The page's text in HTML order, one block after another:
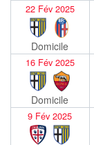
22 Fév 2025
Domicile
16 Fév 2025
Domicile
9 Fév 2025